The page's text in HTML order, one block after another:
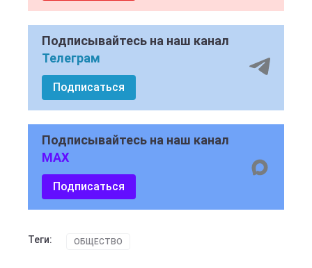
Подписывайтесь на наш канал
Телеграм
Подписаться
Подписывайтесь на наш канал
MAX
Подписаться
Теги: ОБЩЕСТВО